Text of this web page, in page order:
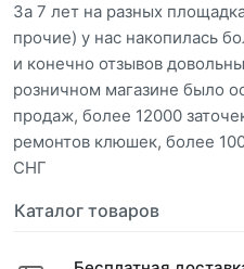
За 7 лет на разных
прочие) у нас накопилась
и конечно отзывов
розничном магазине было
продаж, более 12000
ремонтов клюшек, более
СНГ
Каталог товаров